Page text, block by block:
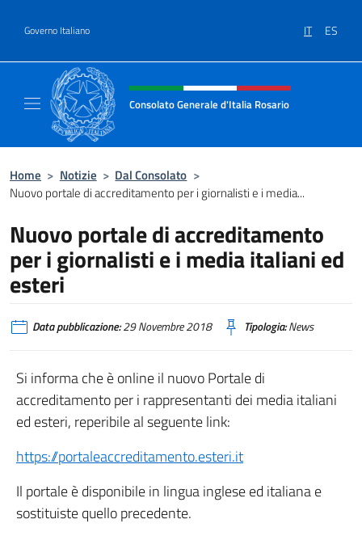
Governo Italiano IT ES
Intestazione sito, social e menù
Consolato Generale d'Italia Rosario
Home > Notizie > Dal Consolato >
Nuovo portale di accreditamento per i giornalisti e i media...
Nuovo portale di accreditamento
per i giornalisti e i media italiani ed
esteri
Data pubblicazione:29 Novembre 2018 Tipologia:News
Si informa che è online il nuovo Portale di
accreditamento per i rappresentanti dei media italiani
ed esteri, reperibile al seguente link:
https://portaleaccreditamento.esteri.it
Il portale è disponibile in lingua inglese ed italiana e
sostituiste quello precedente.